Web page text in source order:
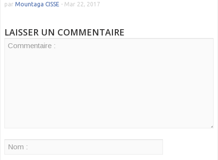
par Mountaga CISSE - Mar 22, 2017
LAISSER UN COMMENTAIRE